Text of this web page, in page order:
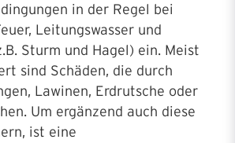
in der Regel bei
Leitungswasser und
Sturm und Hagel) ein. Meist
sind Schäden, die durch
Lawinen, Erdrutsche oder
Um ergänzend auch diese
ist eine